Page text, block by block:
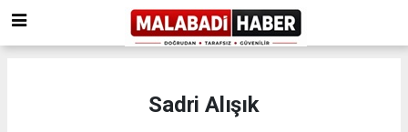
Sadri Alışık